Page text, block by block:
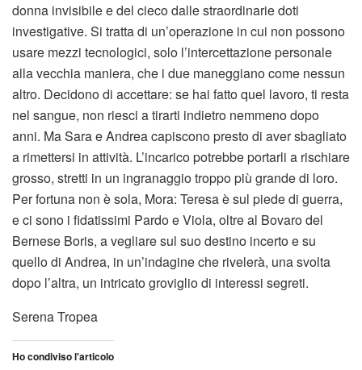
donna invisibile e del cieco dalle straordinarie doti
investigative. Si tratta di un’operazione in cui non possono
usare mezzi tecnologici, solo l’intercettazione personale
alla vecchia maniera, che i due maneggiano come nessun
altro. Decidono di accettare: se hai fatto quel lavoro, ti resta
nel sangue, non riesci a tirarti indietro nemmeno dopo
anni. Ma Sara e Andrea capiscono presto di aver sbagliato
a rimettersi in attività. L’incarico potrebbe portarli a rischiare
grosso, stretti in un ingranaggio troppo più grande di loro.
Per fortuna non è sola, Mora: Teresa è sul piede di guerra,
e ci sono i fidatissimi Pardo e Viola, oltre al Bovaro del
Bernese Boris, a vegliare sul suo destino incerto e su
quello di Andrea, in un’indagine che rivelerà, una svolta
dopo l’altra, un intricato groviglio di interessi segreti.
Serena Tropea
Ho condiviso l'articolo